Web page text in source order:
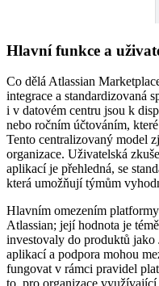
Hlavní funkce a
Co dělá Atlassian
integrace a standardizovaná
i v datovém centru jsou k
nebo ročním účtováním,
Tento centralizovaný model
organizace. Uživatelská
aplikací je přehledná, se
která umožňují týmům
Hlavním omezením
Atlassian; její hodnota je
investovaly do produktů jako
aplikací a podpora mohou
fungovat v rámci pravidel